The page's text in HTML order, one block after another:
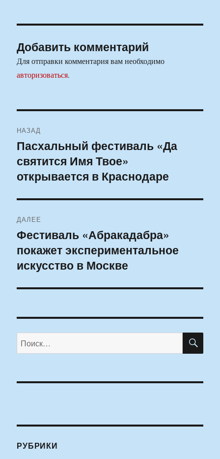
Добавить комментарий
Для отправки комментария вам необходимо
авторизоваться.
по
записям
НАЗАД
Предыдущая
запись:
Пасхальный фестиваль «Да
святится Имя Твое»
открывается в Краснодаре
ДАЛЕЕ
Следующая
запись:
Фестиваль «Абракадабра»
покажет экспериментальное
искусство в Москве
Искать:
РУБРИКИ